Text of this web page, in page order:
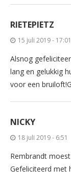
RIETEPIETZ
15 juli 2019 - 17:01
Alsnog
lang en gelukkig
voor een
NICKY
18 juli 2019 - 6:51
Rembrandt
Gefeliciteerd met